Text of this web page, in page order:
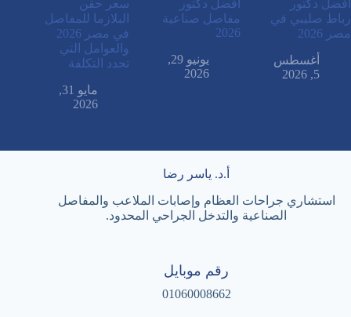
أفضل دكتور
رباط صليبي في
مصر 2026
أغسطس
5, 2026
أفضل دكتور
مفاصل صناعية
2026
يونيو 29,
2026
سعر حقن
البلازما للمفاصل
في مصر 2026
والعوامل التي
تحدد التكلفة
مايو 31,
2026
أ.د. ياسر رضا
استشاري جراحات العظام وإصابات الملاعب والمفاصل
الصناعية والتدخل الجراحي المحدود.
رقم موبايل
01060008662